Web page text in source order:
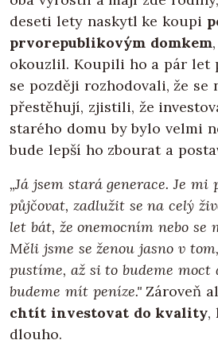
deseti lety naskytl ke koupi
prvorepublikovým domkem
okouzlil. Koupili ho a pár let
se později rozhodovali, že se
přestěhují, zjistili, že
starého domu by bylo velmi
bude lepší ho zbourat a
„Já jsem stará generace. Je
půjčovat, zadlužit se na celý
let bát, že onemocním nebo se
Měli jsme se ženou jasno v
pustíme, až si to budeme
budeme mít peníze."Zároveň
chtít investovat do kvality,
dlouho.